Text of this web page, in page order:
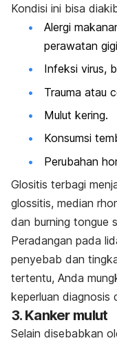
Kondisi ini bisa
Alergi
perawatan
Infeksi virus,
Trauma atau
Mulut kering.
Konsumsi
Perubahan
Glositis terbagi
glossitis, median
dan burning tongue
Peradangan pada
penyebab dan
tertentu, Anda
keperluan diagnosis
3. Kanker mulut
Selain disebabkan